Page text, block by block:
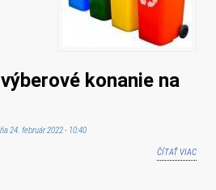
konanie na
24. február 2022 - 10:40
ČÍTAŤ VIACO